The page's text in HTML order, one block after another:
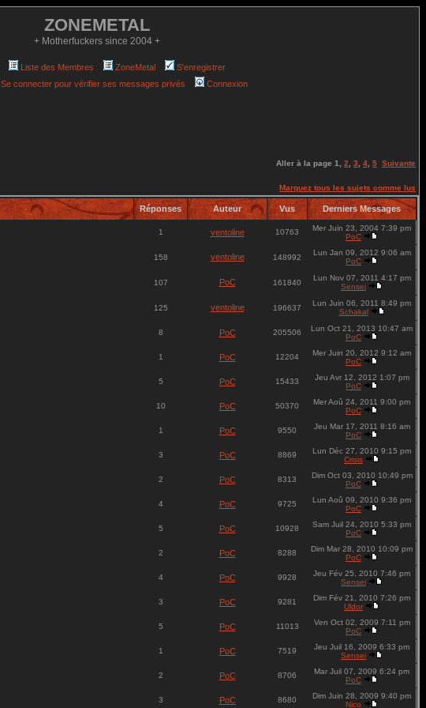
ZONEMETAL
+ Motherfuckers since 2004 +
Liste des Membres ZoneMetal
S'enregistrer
Se connecter pour vérifier ses messages privés Connexion
Aller à la page 1 2 3 4 5 Suivante
Marquez tous les sujets comme lus
Réponses Auteur Vus Derniers Messages
1 ventoline 10763
Mer Juin 23, 2004 7:39 pm
PoC
158 ventoline 148992
Lun Jan 09, 2012 9:06 am
PoC
107 PoC 161840
Lun Nov 07, 2011 4:17 pm
Sensei
125 ventoline 196637
Lun Juin 06, 2011 8:49 pm
Schakal
8 PoC 205506
Lun Oct 21, 2013 10:47 am
PoC
1 PoC 12204
Mer Juin 20, 2012 9:12 am
PoC
5 PoC 15433
Jeu Avr 12, 2012 1:07 pm
PoC
10 PoC 50370
Mer Aoû 24, 2011 9:00 pm
PoC
1 PoC 9550
Jeu Mar 17, 2011 8:16 am
PoC
3 PoC 8869
Lun Déc 27, 2010 9:15 pm
Crisis
2 PoC 8313
Dim Oct 03, 2010 10:49 pm
PoC
4 PoC 9725
Lun Aoû 09, 2010 9:36 pm
PoC
5 PoC 10928
Sam Juil 24, 2010 5:33 pm
PoC
2 PoC 8288
Dim Mar 28, 2010 10:09 pm
PoC
4 PoC 9928
Jeu Fév 25, 2010 7:46 pm
Sensei
3 PoC 9281
Dim Fév 21, 2010 7:26 pm
Uldor
5 PoC 11013
Ven Oct 02, 2009 7:11 pm
PoC
1 PoC 7519
Jeu Juil 16, 2009 6:33 pm
Sensei
2 PoC 8706
Mar Juil 07, 2009 6:24 pm
PoC
3 PoC 8680
Dim Juin 28, 2009 9:40 pm
Nico